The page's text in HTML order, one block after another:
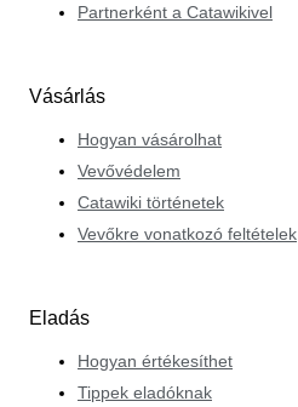
Partnerként a Catawikivel
Vásárlás
Hogyan vásárolhat
Vevővédelem
Catawiki történetek
Vevőkre vonatkozó feltételek
Eladás
Hogyan értékesíthet
Tippek eladóknak